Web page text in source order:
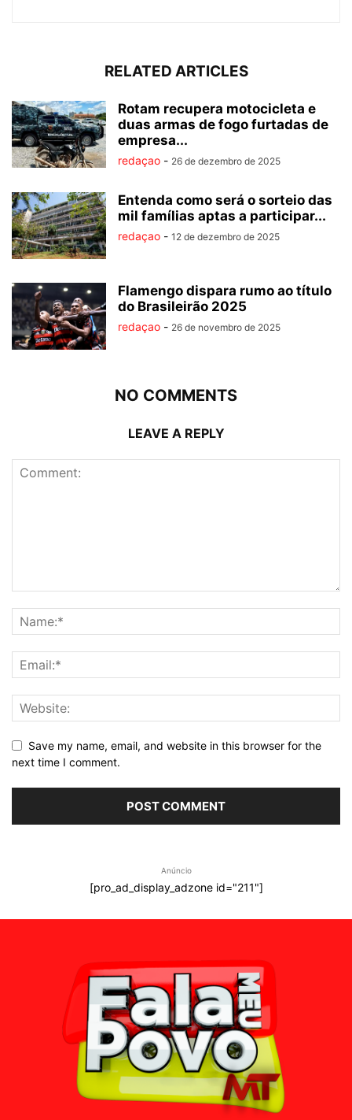
RELATED ARTICLES
Rotam recupera motocicleta e
duas armas de fogo furtadas de
empresa...
redaçao - 26 de dezembro de 2025
Entenda como será o sorteio das
mil famílias aptas a participar...
redaçao - 12 de dezembro de 2025
Flamengo dispara rumo ao título
do Brasileirão 2025
redaçao - 26 de novembro de 2025
NO COMMENTS
LEAVE A REPLY
Save my name, email, and website in this browser for the
next time I comment.
Anúncio
[pro_ad_display_adzone id="211"]